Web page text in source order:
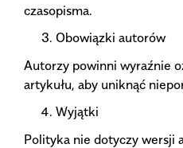
czasopisma.
Obowiązki autorów
Autorzy powinni wyraźnie
artykułu, aby uniknąć
Wyjątki
Polityka nie dotyczy wersji